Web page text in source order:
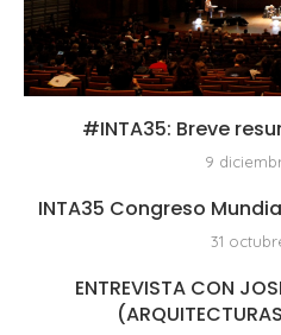
#INTA35: Breve
9
INTA35 Congreso
31
ENTREVISTA CON